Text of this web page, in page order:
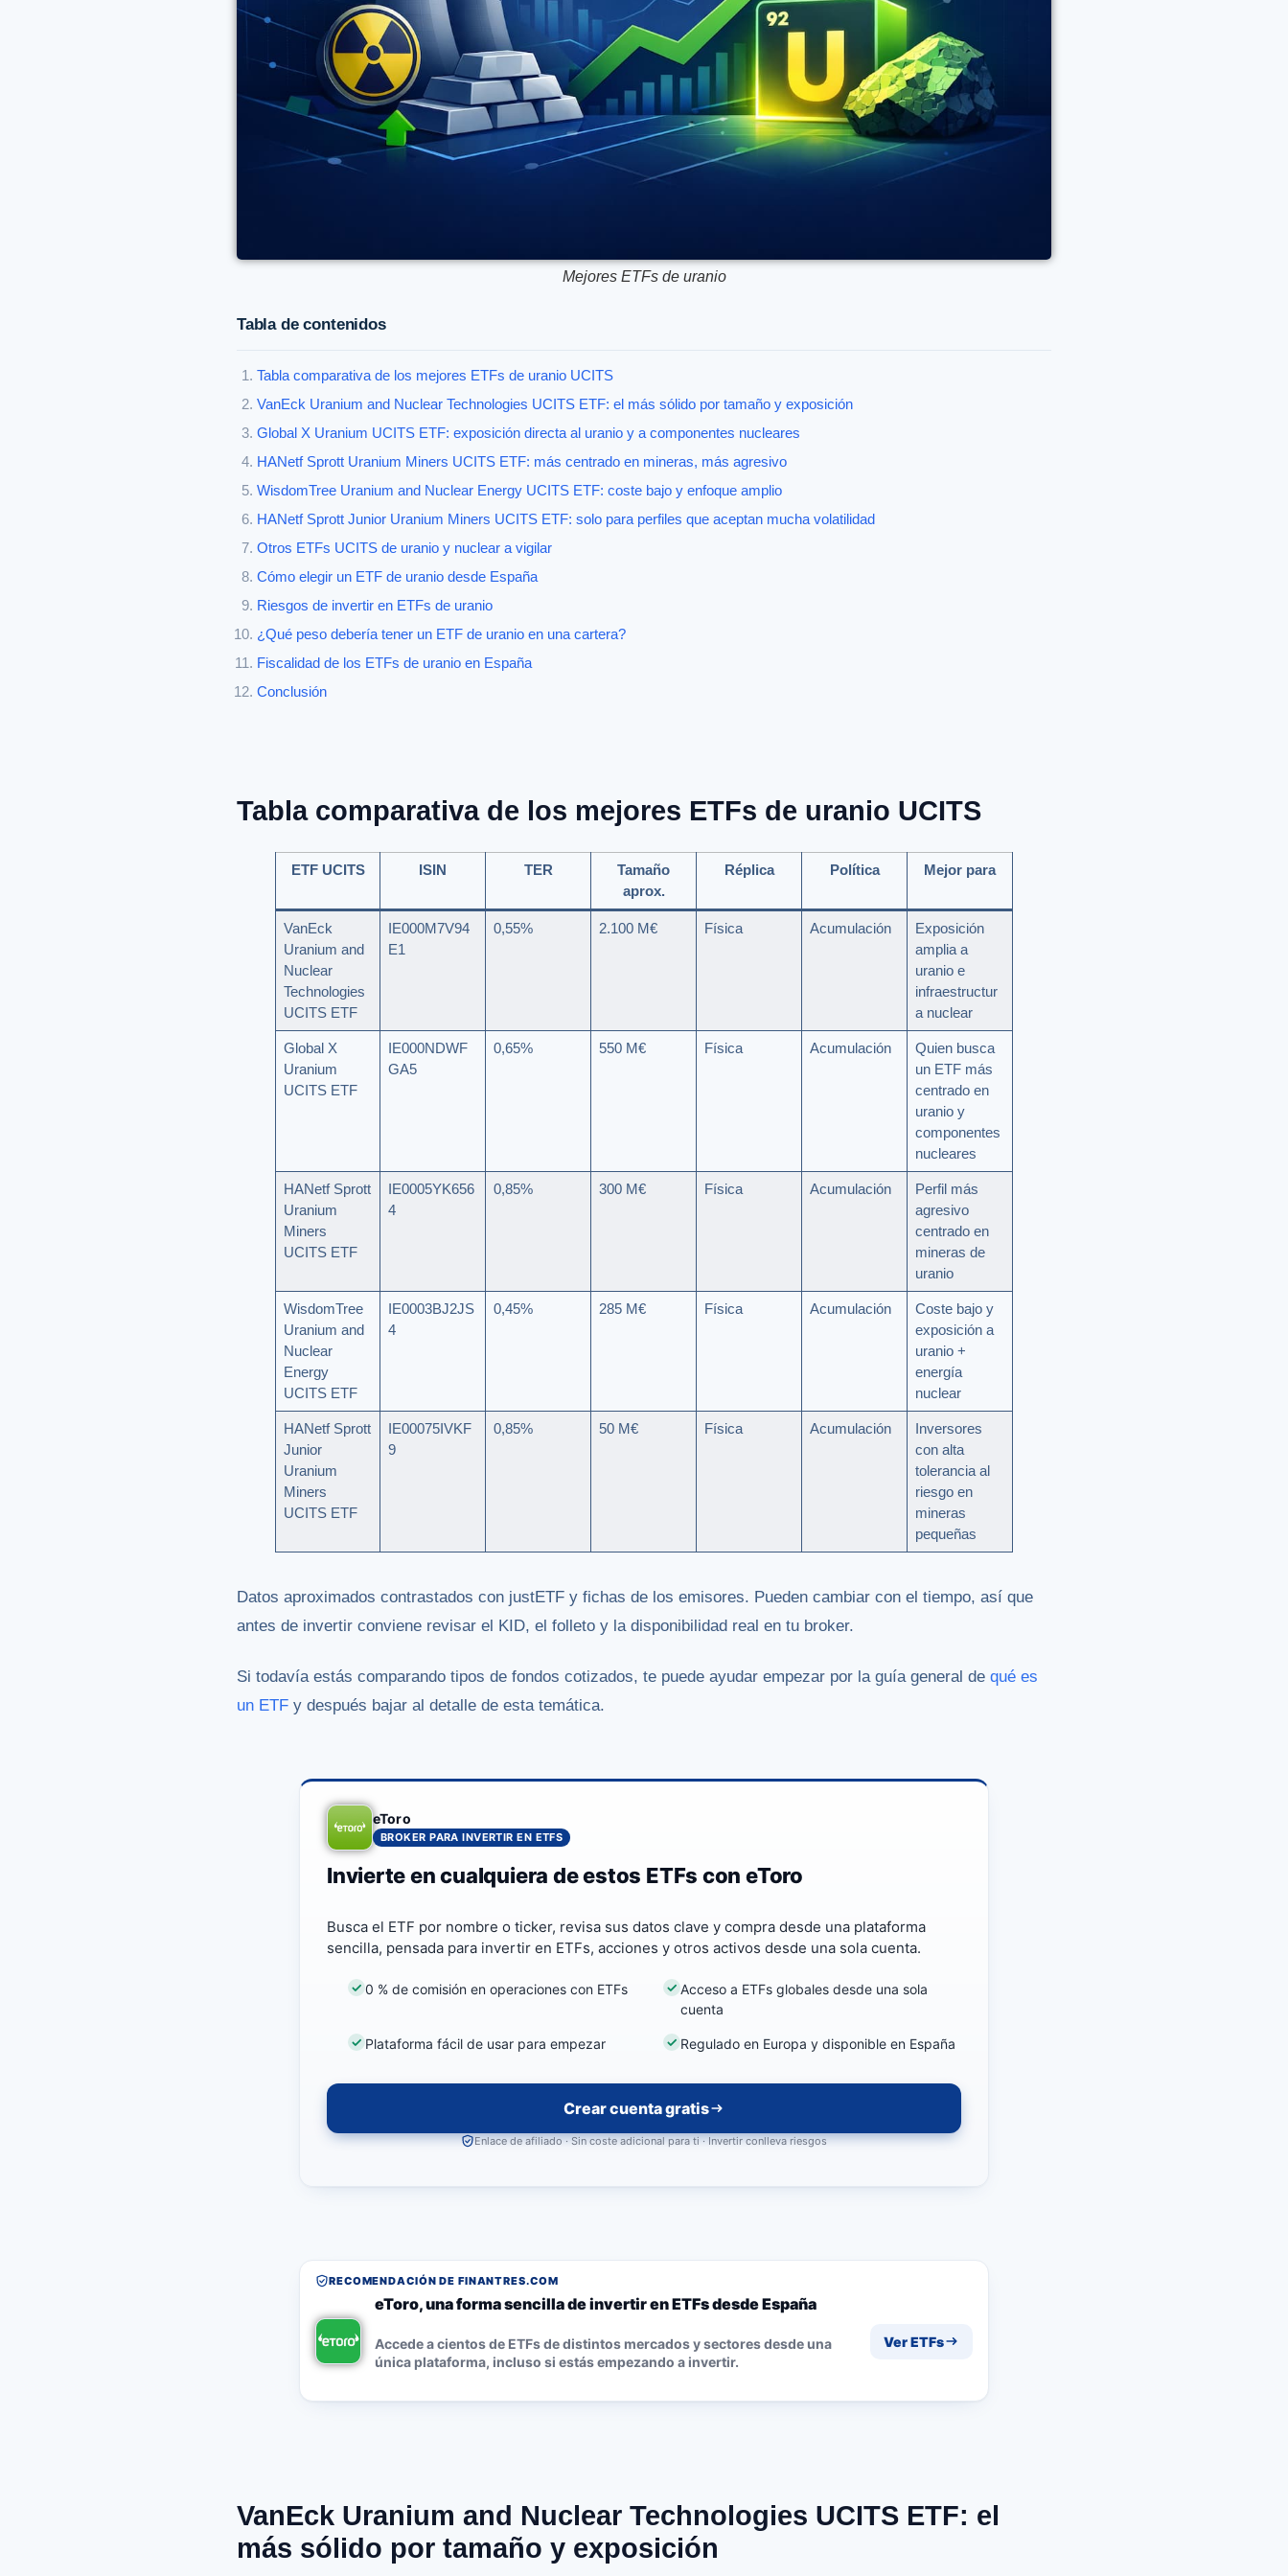
Mejores ETFs de uranio
Tabla de contenidos
Tabla comparativa de los mejores ETFs de uranio UCITS
VanEck Uranium and Nuclear Technologies UCITS ETF: el más sólido por tamaño y exposición
Global X Uranium UCITS ETF: exposición directa al uranio y a componentes nucleares
HANetf Sprott Uranium Miners UCITS ETF: más centrado en mineras, más agresivo
WisdomTree Uranium and Nuclear Energy UCITS ETF: coste bajo y enfoque amplio
HANetf Sprott Junior Uranium Miners UCITS ETF: solo para perfiles que aceptan mucha volatilidad
Otros ETFs UCITS de uranio y nuclear a vigilar
Cómo elegir un ETF de uranio desde España
Riesgos de invertir en ETFs de uranio
¿Qué peso debería tener un ETF de uranio en una cartera?
Fiscalidad de los ETFs de uranio en España
Conclusión
Tabla comparativa de los mejores ETFs de uranio UCITS
ETF UCITS ISIN TER
Tamaño
aprox.
Réplica Política Mejor para
VanEck
Uranium and
Nuclear
Technologies
UCITS ETF
IE000M7V94
E1
0,55% 2.100 M€ Física Acumulación
Exposición
amplia a
uranio e
infraestructur
a nuclear
Global X
Uranium
UCITS ETF
IE000NDWF
GA5
0,65% 550 M€ Física Acumulación
Quien busca
un ETF más
centrado en
uranio y
componentes
nucleares
HANetf Sprott
Uranium
Miners
UCITS ETF
IE0005YK656
4
0,85% 300 M€ Física Acumulación
Perfil más
agresivo
centrado en
mineras de
uranio
WisdomTree
Uranium and
Nuclear
Energy
UCITS ETF
IE0003BJ2JS
4
0,45% 285 M€ Física Acumulación
Coste bajo y
exposición a
uranio +
energía
nuclear
HANetf Sprott
Junior
Uranium
Miners
UCITS ETF
IE00075IVKF
9
0,85% 50 M€ Física Acumulación
Inversores
con alta
tolerancia al
riesgo en
mineras
pequeñas
Datos aproximados contrastados con justETF y fichas de los emisores. Pueden cambiar con el tiempo, así que
antes de invertir conviene revisar el KID, el folleto y la disponibilidad real en tu broker.
Si todavía estás comparando tipos de fondos cotizados, te puede ayudar empezar por la guía general de qué es
un ETF y después bajar al detalle de esta temática.
eToro
BROKER PARA INVERTIR EN ETFS
Invierte en cualquiera de estos ETFs con eToro
Busca el ETF por nombre o ticker, revisa sus datos clave y compra desde una plataforma
sencilla, pensada para invertir en ETFs, acciones y otros activos desde una sola cuenta.
0 % de comisión en operaciones con ETFs
Acceso a ETFs globales desde una sola
cuenta
Plataforma fácil de usar para empezar Regulado en Europa y disponible en España
Crear cuenta gratis
Enlace de afiliado · Sin coste adicional para ti · Invertir conlleva riesgos
RECOMENDACIÓN DE FINANTRES.COM
eToro, una forma sencilla de invertir en ETFs desde España
Accede a cientos de ETFs de distintos mercados y sectores desde una
única plataforma, incluso si estás empezando a invertir.
Ver ETFs
VanEck Uranium and Nuclear Technologies UCITS ETF: el
más sólido por tamaño y exposición